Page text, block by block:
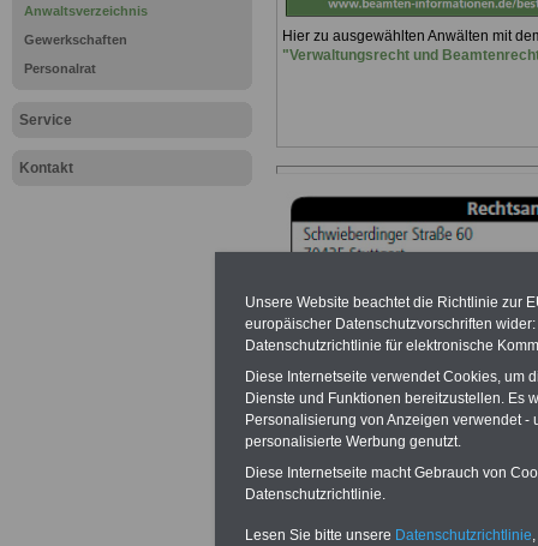
Anwaltsverzeichnis
Gewerkschaften
Personalrat
Service
Kontakt
Hier zu ausgewählten Anwälten mit
"Verwaltungsrecht und
Mehr Anwälte
Unsere Website beachtet die Richtlinie zur
europäischer Datenschutzvorschriften
Datenschutzrichtlinie für elektronische
Diese Internetseite verwendet Cookies, um
Dienste und Funktionen bereitzustellen. Es
Personalisierung von Anzeigen verwendet
personalisierte Werbung genutzt.
Diese Internetseite macht Gebrauch von
Datenschutzrichtlinie.
Lesen Sie bitte unsere Datenschutzrichtlinie